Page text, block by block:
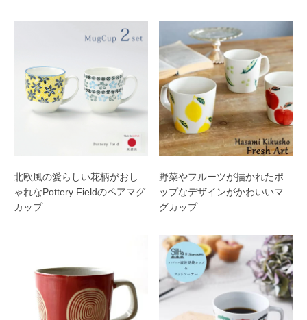
北欧風の愛らしい花柄がおし
ゃれなPottery Fieldのペアマグ
カップ
野菜やフルーツが描かれたポ
ップなデザインがかわいいマ
グカップ